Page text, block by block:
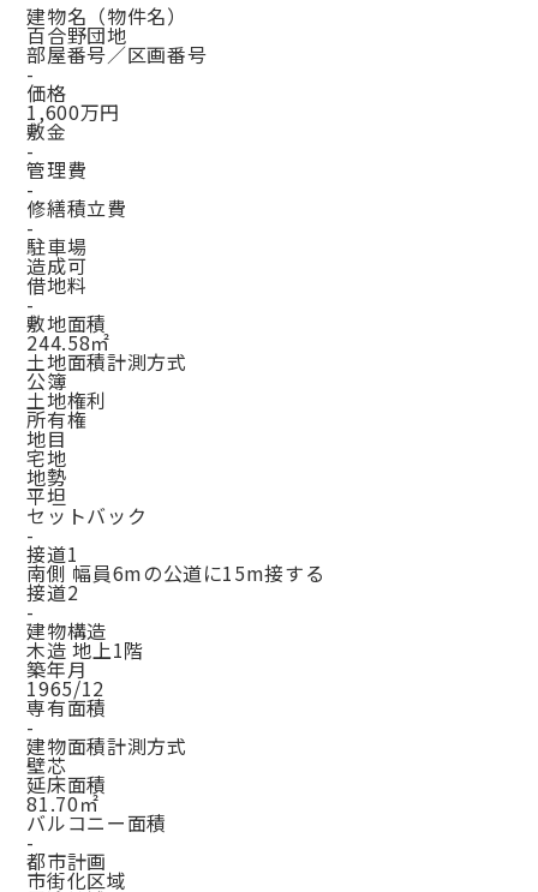
建物名（物件名）
百合野団地
部屋番号／区画番号
-
価格
1,600万円
敷金
-
管理費
-
修繕積立費
-
駐車場
造成可
借地料
-
敷地面積
244.58㎡
土地面積計測方式
公簿
土地権利
所有権
地目
宅地
地勢
平坦
セットバック
-
接道1
南側 幅員6mの公道に15m接する
接道2
-
建物構造
木造 地上1階
築年月
1965/12
専有面積
-
建物面積計測方式
壁芯
延床面積
81.70㎡
バルコニー面積
-
都市計画
市街化区域